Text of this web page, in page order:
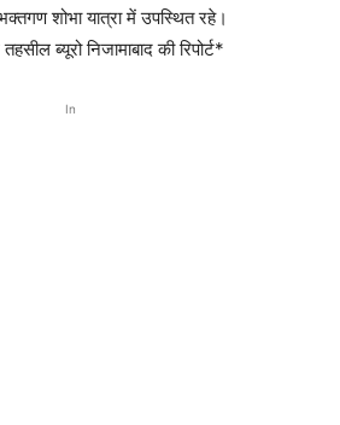
शोभा यात्रा में उपस्थित रहे।
ब्यूरो निजामाबाद की रिपोर्ट*
In